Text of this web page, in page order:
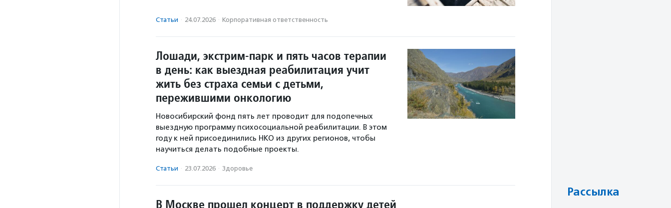
Статьи · 24.07.2026 · Корпоративная ответственность
Лошади, экстрим-парк и пять часов терапии
в день: как выездная реабилитация учит
жить без страха семьи с детьми,
пережившими онкологию
Новосибирский фонд пять лет проводит для подопечных
выездную программу психосоциальной реабилитации. В этом
году к ней присоединились НКО из других регионов, чтобы
научиться делать подобные проекты.
Статьи · 23.07.2026 · Здоровье
В Москве прошел концерт в поддержку детей
Рассылка